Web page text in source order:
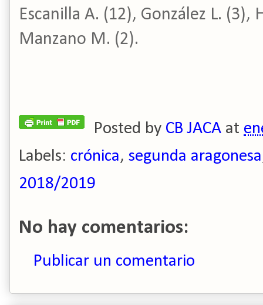
Escanilla A. (12), González L.
Manzano M. (2).
Posted by CB JACA at
Labels: crónica, segunda aragonesa
2018/2019
No hay comentarios:
Publicar un comentario